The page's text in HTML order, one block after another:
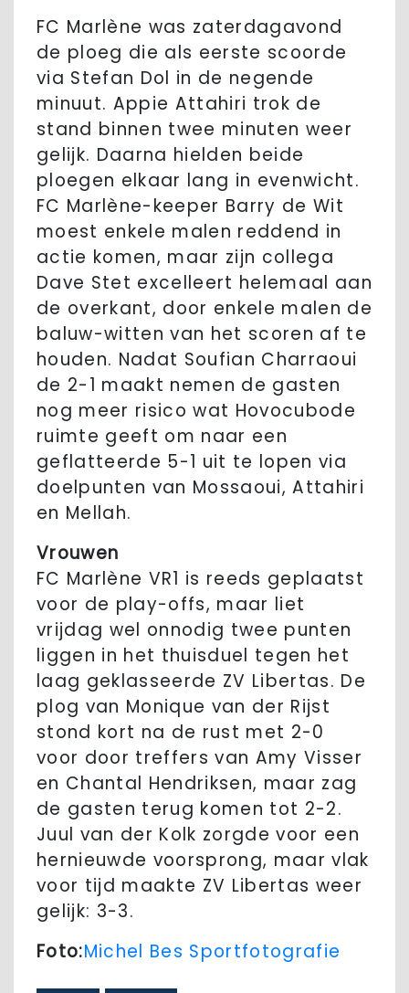
FC Marlène was zaterdagavond
de ploeg die als eerste scoorde
via Stefan Dol in de negende
minuut. Appie Attahiri trok de
stand binnen twee minuten weer
gelijk. Daarna hielden beide
ploegen elkaar lang in evenwicht.
FC Marlène-keeper Barry de Wit
moest enkele malen reddend in
actie komen, maar zijn collega
Dave Stet excelleert helemaal aan
de overkant, door enkele malen de
baluw-witten van het scoren af te
houden. Nadat Soufian Charraoui
de 2-1 maakt nemen de gasten
nog meer risico wat Hovocubode
ruimte geeft om naar een
geflatteerde 5-1 uit te lopen via
doelpunten van Mossaoui, Attahiri
en Mellah.
Vrouwen
FC Marlène VR1 is reeds geplaatst
voor de play-offs, maar liet
vrijdag wel onnodig twee punten
liggen in het thuisduel tegen het
laag geklasseerde ZV Libertas. De
plog van Monique van der Rijst
stond kort na de rust met 2-0
voor door treffers van Amy Visser
en Chantal Hendriksen, maar zag
de gasten terug komen tot 2-2.
Juul van der Kolk zorgde voor een
hernieuwde voorsprong, maar vlak
voor tijd maakte ZV Libertas weer
gelijk: 3-3.
Foto:Michel Bes Sportfotografie